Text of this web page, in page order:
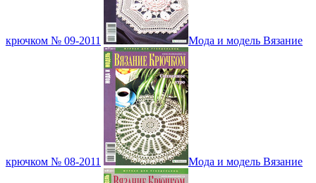
крючком № 09-2011 Мода и модель Вязание
крючком № 08-2011 Мода и модель Вязание